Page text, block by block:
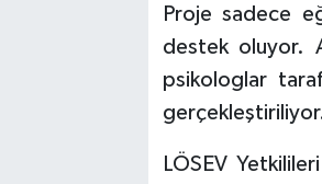
Proje sadece
destek oluyor.
psikologlar
LÖSEV